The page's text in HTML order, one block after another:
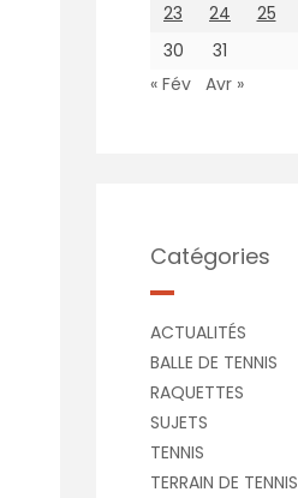
23
24 25
30
31
« Fév Avr »
Catégories
ACTUALITÉS
BALLE DE TENNIS
RAQUETTES
SUJETS
TENNIS
TERRAIN DE TENNIS